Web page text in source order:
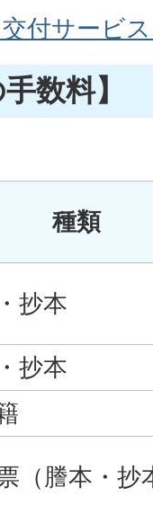
付サービ
数料】
種類
抄本
抄本
（謄本・抄